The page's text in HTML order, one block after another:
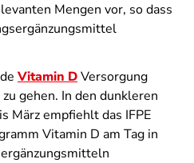
Mengen vor, so dass
Vitamin DVersorgung
gehen. In den dunkleren
März empfiehlt das IFPE
Vitamin D am Tag in